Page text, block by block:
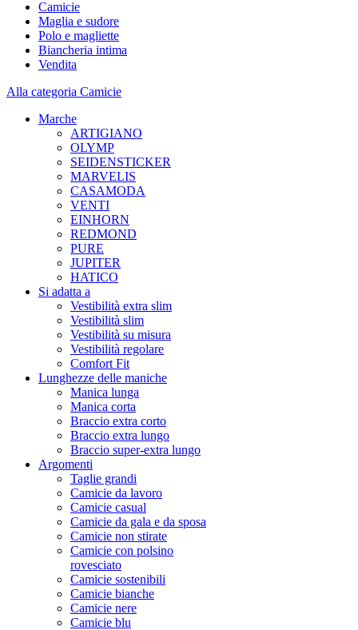
Camicie
Maglia e sudore
Polo e magliette
Biancheria intima
Vendita
Alla categoria Camicie
Marche
ARTIGIANO
OLYMP
SEIDENSTICKER
MARVELIS
CASAMODA
VENTI
EINHORN
REDMOND
PURE
JUPITER
HATICO
Si adatta a
Vestibilità extra slim
Vestibilità slim
Vestibilità su misura
Vestibilità regolare
Comfort Fit
Lunghezze delle maniche
Manica lunga
Manica corta
Braccio extra corto
Braccio extra lungo
Braccio super-extra lungo
Argomenti
Taglie grandi
Camicie da lavoro
Camicie casual
Camicie da gala e da sposa
Camicie non stirate
Camicie con polsino
rovesciato
Camicie sostenibili
Camicie bianche
Camicie nere
Camicie blu